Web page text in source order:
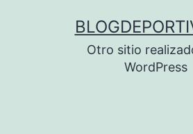
Otro sitio
WordPress